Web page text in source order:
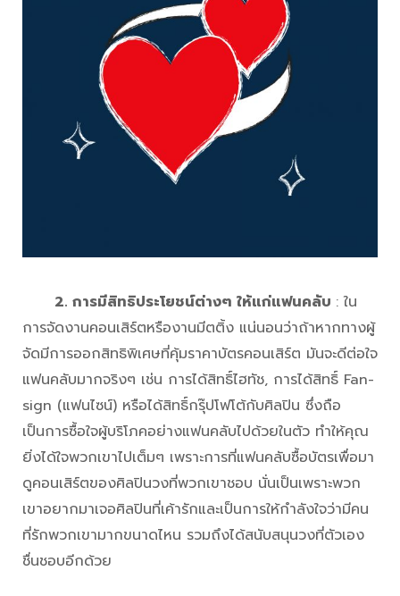
2. การมีสิทธิประโยชน์ต่างๆ ให้แก่แฟนคลับ : ใน
การจัดงานคอนเสิร์ตหรืองานมีตติ้ง แน่นอนว่าถ้าหากทางผู้
จัดมีการออกสิทธิพิเศษที่คุ้มราคาบัตรคอนเสิร์ต มันจะดีต่อใจ
แฟนคลับมากจริงๆ เช่น การได้สิทธิ์ไฮทัช, การได้สิทธิ์ Fan-
sign (แฟนไซน์) หรือได้สิทธิ์กรุ๊ปโฟโต้กับศิลปิน ซึ่งถือ
เป็นการซื้อใจผู้บริโภคอย่างแฟนคลับไปด้วยในตัว ทำให้คุณ
ยิ่งได้ใจพวกเขาไปเต็มๆ เพราะการที่แฟนคลับซื้อบัตรเพื่อมา
ดูคอนเสิร์ตของศิลปินวงที่พวกเขาชอบ นั่นเป็นเพราะพวก
เขาอยากมาเจอศิลปินที่เค้ารักและเป็นการให้กำลังใจว่ามีคน
ที่รักพวกเขามากขนาดไหน รวมถึงได้สนับสนุนวงที่ตัวเอง
ชื่นชอบอีกด้วย